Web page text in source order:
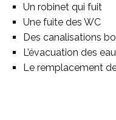
Un robinet qui fuit
Une fuite des WC
Des canalisations
L’évacuation des
Le remplacement